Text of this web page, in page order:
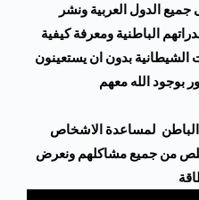
الدول العربية ونشر
الباطنية ومعرفة كيفية
الشيطانية بدون ان يستعينون
بوجود الله معهم
لمساعدة الاشخاص
من جميع مشاكلهم ونعرض